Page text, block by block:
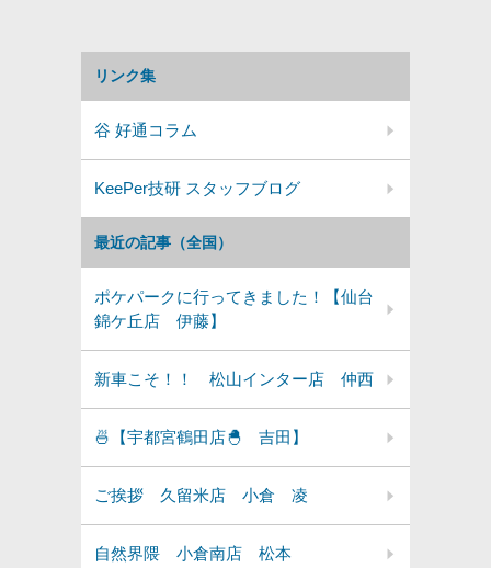
最近の記事（全国）
ポケパークに行ってきました！【仙台
錦ケ丘店 伊藤】
新車こそ！！ 松山インター店 仲西
🍜【宇都宮鶴田店🐣 吉田】
ご挨拶 久留米店 小倉 凌
自然界隈 小倉南店 松本
リンク集
谷 好通コラム
KeePer技研 スタッフブログ